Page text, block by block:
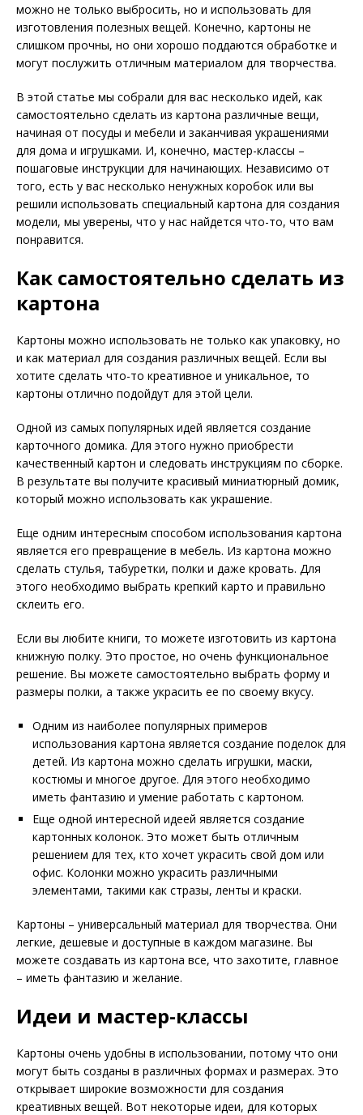
можно не только выбросить, но и использовать для
изготовления полезных вещей. Конечно, картоны не
слишком прочны, но они хорошо поддаются обработке и
могут послужить отличным материалом для творчества.
В этой статье мы собрали для вас несколько идей, как
самостоятельно сделать из картона различные вещи,
начиная от посуды и мебели и заканчивая украшениями
для дома и игрушками. И, конечно, мастер-классы –
пошаговые инструкции для начинающих. Независимо от
того, есть у вас несколько ненужных коробок или вы
решили использовать специальный картона для создания
модели, мы уверены, что у нас найдется что-то, что вам
понравится.
Как самостоятельно сделать из
картона
Картоны можно использовать не только как упаковку, но
и как материал для создания различных вещей. Если вы
хотите сделать что-то креативное и уникальное, то
картоны отлично подойдут для этой цели.
Одной из самых популярных идей является создание
карточного домика. Для этого нужно приобрести
качественный картон и следовать инструкциям по сборке.
В результате вы получите красивый миниатюрный домик,
который можно использовать как украшение.
Еще одним интересным способом использования картона
является его превращение в мебель. Из картона можно
сделать стулья, табуретки, полки и даже кровать. Для
этого необходимо выбрать крепкий карто и правильно
склеить его.
Если вы любите книги, то можете изготовить из картона
книжную полку. Это простое, но очень функциональное
решение. Вы можете самостоятельно выбрать форму и
размеры полки, а также украсить ее по своему вкусу.
Одним из наиболее популярных примеров
использования картона является создание поделок для
детей. Из картона можно сделать игрушки, маски,
костюмы и многое другое. Для этого необходимо
иметь фантазию и умение работать с картоном.
Еще одной интересной идеей является создание
картонных колонок. Это может быть отличным
решением для тех, кто хочет украсить свой дом или
офис. Колонки можно украсить различными
элементами, такими как стразы, ленты и краски.
Картоны – универсальный материал для творчества. Они
легкие, дешевые и доступные в каждом магазине. Вы
можете создавать из картона все, что захотите, главное
– иметь фантазию и желание.
Идеи и мастер-классы
Картоны очень удобны в использовании, потому что они
могут быть созданы в различных формах и размерах. Это
открывает широкие возможности для создания
креативных вещей. Вот некоторые идеи, для которых